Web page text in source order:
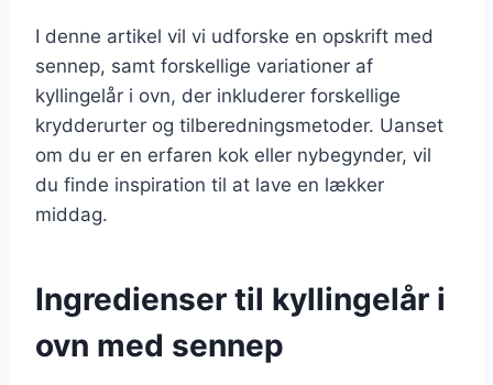
I denne artikel vil vi udforske en opskrift med
sennep, samt forskellige variationer af
kyllingelår i ovn, der inkluderer forskellige
krydderurter og tilberedningsmetoder. Uanset
om du er en erfaren kok eller nybegynder, vil
du finde inspiration til at lave en lækker
middag.
Ingredienser til kyllingelår i
ovn med sennep